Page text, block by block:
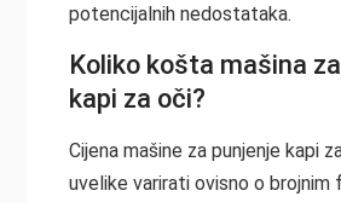
potencijalnih nedostataka.
Koliko košta mašina
kapi za oči?
Cijena mašine za punjenje kapi
uvelike varirati ovisno o brojnim